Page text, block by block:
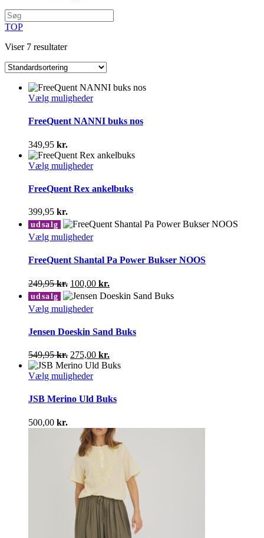
TOP
Viser 7 resultater
Vælg mulighederDette
har
Mulighederne
kan
vælges
varesiden
FreeQuent NANNI buks nos
349,95 kr.
Vælg mulighederDette
har
kan
vælges
varesiden
FreeQuent Rex ankelbuks
399,95 kr.
udsalg
Vælg mulighederDette
har
varianter.
Mulighederne
kan
vælges
varesiden
FreeQuent Shantal Pa Power Bukser NOOS
249,95kr. Den
oprindelige
pris
var:
100,00 kr.
aktuelle
udsalg
Vælg mulighederDette
har
varianter.
Mulighederne
kan
vælges
varesiden
Jensen Doeskin Sand Buks
549,95kr. Den
oprindelige
pris
549,95 kr..
275,00 kr.
aktuelle
275,00 kr..
Vælg mulighederDette
har
Mulighederne
kan
vælges
JSB Merino Uld Buks
500,00 kr.